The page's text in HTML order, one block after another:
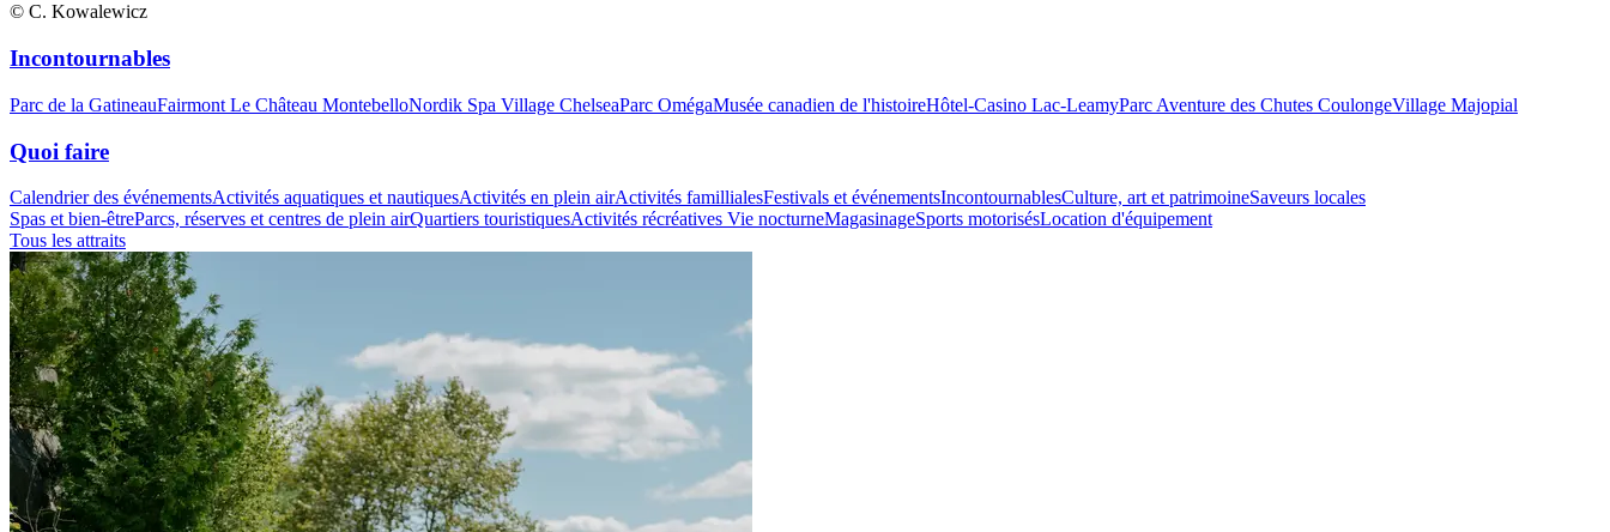
© C. Kowalewicz
Incontournables
Parc de la GatineauFairmont Le Château MontebelloNordik Spa Village ChelseaParc OmégaMusée canadien de l'histoireHôtel-Casino Lac-LeamyParc Aventure des Chutes CoulongeVillage Majopial
Quoi faire
Calendrier des événementsActivités aquatiques et nautiquesActivités en plein airActivités famillialesFestivals et événementsIncontournablesCulture, art et patrimoineSaveurs locales
Spas et bien-êtreParcs, réserves et centres de plein airQuartiers touristiquesActivités récréatives Vie nocturneMagasinageSports motorisésLocation d'équipement
Tous les attraits